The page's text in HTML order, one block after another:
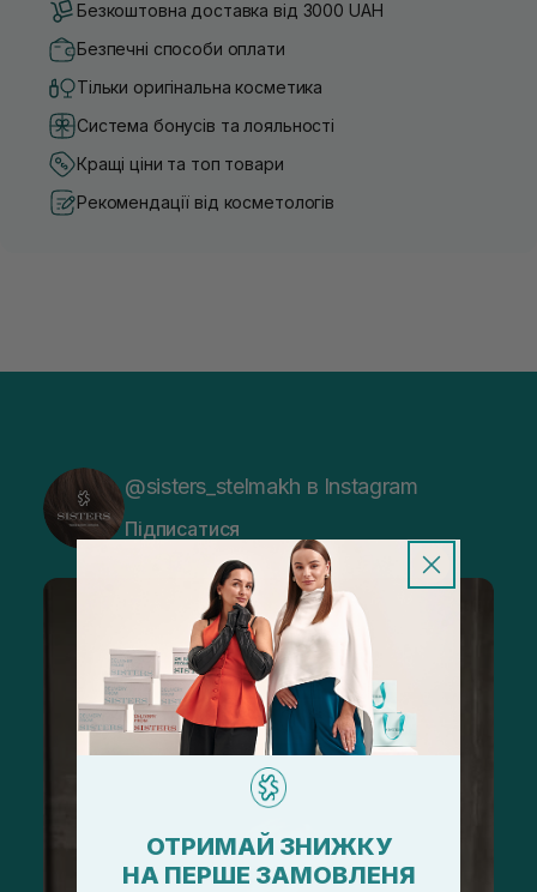
Безкоштовна доставка від 3000 UAH
Безпечні способи оплати
Тільки оригінальна косметика
Система бонусів та лояльності
Кращі ціни та топ товари
Рекомендації від косметологів
@sisters_stelmakh в Instagram
Підписатися
ОТРИМАЙ ЗНИЖКУ
НА ПЕРШЕ ЗАМОВЛЕНЯ